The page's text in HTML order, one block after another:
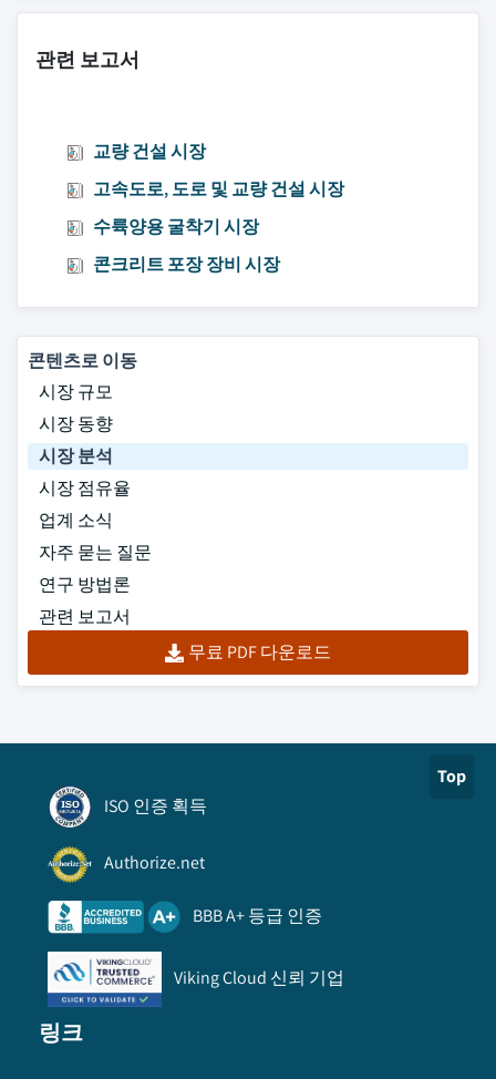
관련 보고서
교량 건설 시장
고속도로, 도로 및 교량 건설 시장
수륙양용 굴착기 시장
콘크리트 포장 장비 시장
콘텐츠로 이동
시장 규모
시장 동향
시장 분석
시장 점유율
업계 소식
자주 묻는 질문
연구 방법론
관련 보고서
무료 PDF 다운로드
Top
ISO 인증 획득
Authorize.net
BBB A+ 등급 인증
Viking Cloud 신뢰 기업
링크